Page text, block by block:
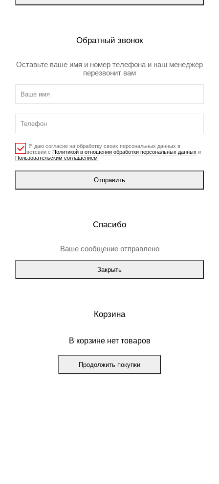
Обратный звонок
Оставьте ваше имя и номер телефона и наш менеджер
перезвонит вам
Я даю согласие на обработку своих персональных данных в
соответсвии с Политикой в отношении обработки персональных данных и
Пользовательским соглашением
Отправить
Спасибо
Ваше сообщение отправлено
Закрыть
Корзина
В корзине нет товаров
Продолжить покупки